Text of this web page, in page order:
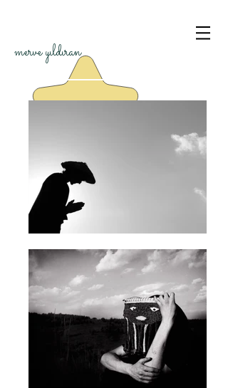
merve yıldıran